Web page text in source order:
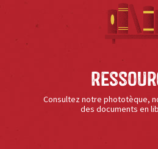
Consultez notre phototèque,
des documents en